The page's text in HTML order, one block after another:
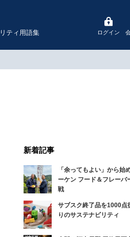
ティ用語集 ログイン
新着記事
「余ってもよい」から始
ーケン フード＆フレーバ
戦
サブスク終了品を1000
りのサステナビリティ